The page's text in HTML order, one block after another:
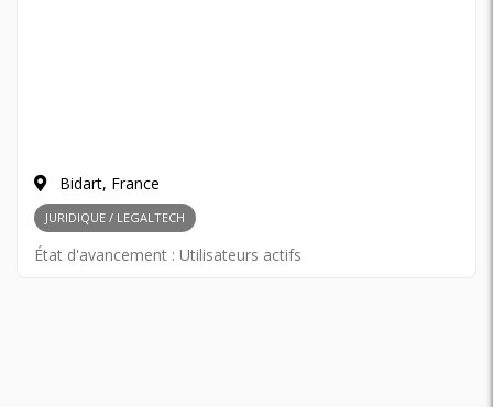
Bidart, France
JURIDIQUE / LEGALTECH
État d'avancement : Utilisateurs actifs